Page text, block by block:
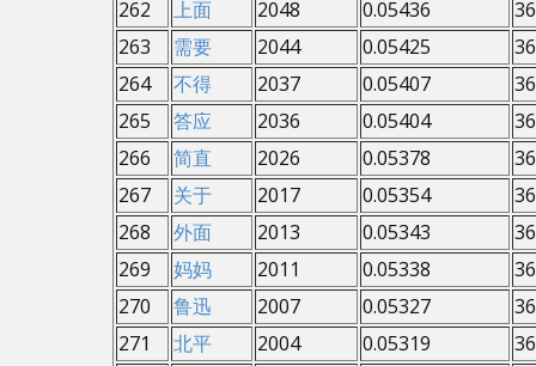
262
上面 2048 0.05436
263
需要 2044 0.05425
264
不得 2037 0.05407
265
答应 2036 0.05404
266
简直 2026 0.05378
267
关于 2017 0.05354
268
外面 2013 0.05343
269
妈妈 2011 0.05338
270
鲁迅 2007 0.05327
271
北平 2004 0.05319